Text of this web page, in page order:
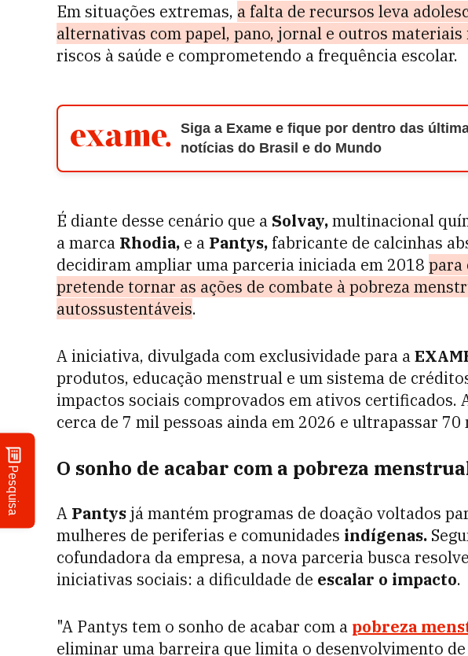
Pesquisa
Em situações extremas, a falta de recursos leva
alternativas com papel, pano, jornal e outros materiais
riscos à saúde e comprometendo a frequência escolar.
Siga a Exame e fique por dentro das
notícias do Brasil e do Mundo
É diante desse cenário que a Solvay,multinacional
a marca Rhodia, e a Pantys, fabricante de calcinhas
decidiram ampliar uma parceria iniciada em 2018 para
pretende tornar as ações de combate à pobreza
autossustentáveis.
A iniciativa, divulgada com exclusividade para a
produtos, educação menstrual e um sistema de
impactos sociais comprovados em ativos certificados.
cerca de 7 mil pessoas ainda em 2026 e ultrapassar
O sonho de acabar com a pobreza
A Pantysjá mantém programas de doação voltados
mulheres de periferias e comunidades indígenas.
cofundadora da empresa, a nova parceria busca
iniciativas sociais: a dificuldade de escalar o impacto.
"A Pantys tem o sonho de acabar com a pobreza
eliminar uma barreira que limita o desenvolvimento